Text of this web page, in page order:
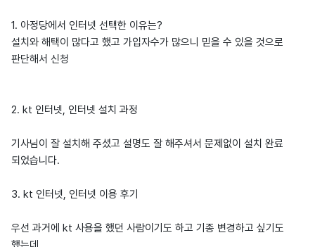
1. 아정당에서 인터넷 선택한 이유는?
설치와 해택이 많다고 했고 가입자수가 많으니 믿을 수 있을 것으로
판단해서 신청
2. kt 인터넷, 인터넷 설치 과정
기사님이 잘 설치해 주셨고 설명도 잘 해주셔서 문제없이 설치 완료
되었습니다.
3. kt 인터넷, 인터넷 이용 후기
우선 과거에 kt 사용을 했던 사람이기도 하고 기종 변경하고 싶기도